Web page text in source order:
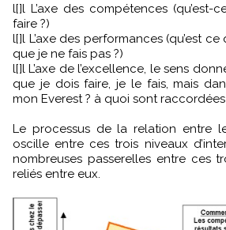
l[]l L’axe des compétences (qu’est-
faire ?)
l[]l L’axe des performances (qu’est
que je ne fais pas ?)
l[]l L’axe de l’excellence, le sens
que je dois faire, je le fais, mais
mon Everest ? à quoi sont
Le processus de la relation entre
oscille entre ces trois niveaux
nombreuses passerelles entre ces
reliés entre eux.